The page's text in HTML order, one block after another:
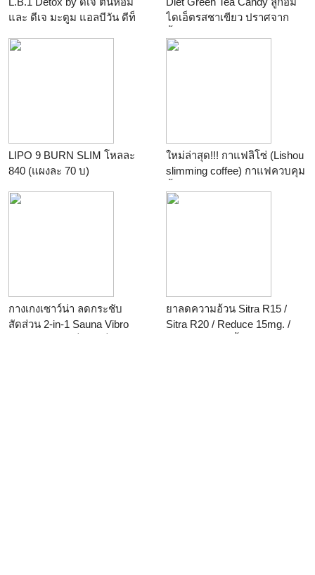
และ ดีเจ มะตูม แอลบีวัน ดีท็
ไดเอ็ตรสชาเขียว ปราศจาก
ควบคุมน้ำหนัก ลดความอยาก
LIPO 9 BURN SLIM โหลละ
840 (แผงละ 70 บ)
ใหม่ล่าสุด!!! กาแฟลิโซ่ (Lishou
slimming coffee) กาแฟควบคุม
สมุนไพร 100% ที่เป็นที่นิยมกัน
กางเกงเซาว์น่า ลดกระชับ
สัดส่วน 2-in-1 Sauna Vibro
ยาลดความอ้วน Sitra R15 /
Sitra R20 / Reduce 15mg. /